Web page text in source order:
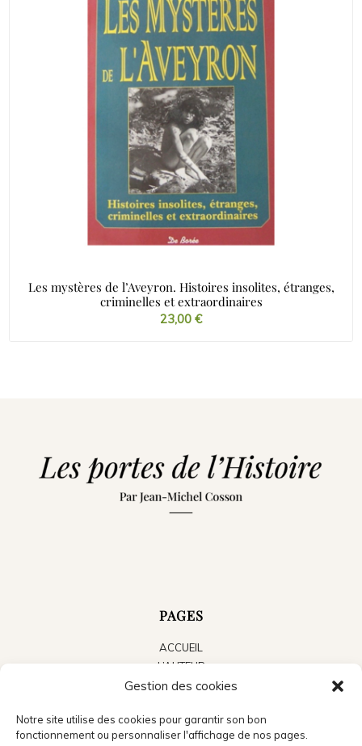
Gestion des cookies
Notre site utilise des cookies pour garantir son bon
fonctionnement ou personnaliser l'affichage de nos pages.
Les mystères de l’Aveyron. Histoires insolites, étranges,
criminelles et extraordinaires
23,00 €
PAGES
ACCUEIL
L’AUTEUR
LES LIVRES
ACTUALITÉS
PRESSE